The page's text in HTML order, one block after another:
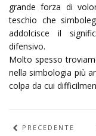
grande forza di
teschio che
addolcisce il
difensivo.
Molto spesso
nella simbologia più
colpa da cui
PRECEDENTE